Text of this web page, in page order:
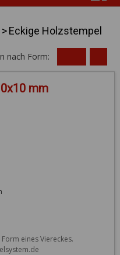
>Eckige Holzstempel
nach Form:
mm
eines Viereckes.